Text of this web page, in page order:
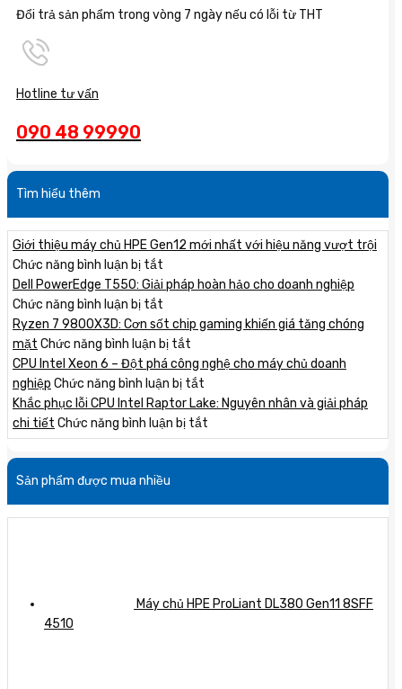
Đổi trả sản phẩm trong vòng 7 ngày nếu có lỗi từ THT
Hotline tư vấn
090 48 99990
Tìm hiểu thêm
Giới thiệu máy chủ HPE Gen12 mới nhất với hiệu năng vượt trội
Chức năng bình luận bị tắt
Giới
máy
chủ
HPE
Gen12
mới
nhất
với
hiệu
năng
vượt
trội
Dell PowerEdge T550: Giải pháp hoàn hảo cho doanh nghiệp
Chức năng bình luận bị tắt
Dell
PowerEdge
T550:
Giải
pháp
hoàn
hảo
cho
doanh
nghiệp
Ryzen 7 9800X3D: Cơn sốt chip gaming khiến giá tăng chóng
mặt Chức năng bình luận bị tắt
Ryzen
7
9800X3D:
Cơn
sốt
chip
khiến
giá
CPU Intel Xeon 6 – Đột phá công nghệ cho máy chủ doanh
nghiệp Chức năng bình luận bị tắt
CPU
Intel
Xeon
6
Đột
phá
máy
Khắc phục lỗi CPU Intel Raptor Lake: Nguyên nhân và giải pháp
chi tiết Chức năng bình luận bị tắt
Khắc
phục
CPU
Intel
nhân
Sản phẩm được mua nhiều
Máy chủ HPE ProLiant DL380 Gen11 8SFF
4510